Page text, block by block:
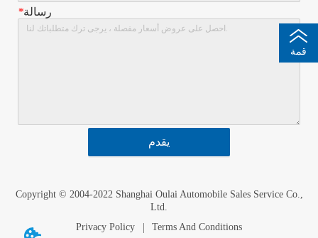
*رسالة
يقدم
Copyright © 2004-2022 Shanghai Oulai Automobile Sales Service Co.,
Ltd.
قمة
Privacy Policy Terms And Conditions